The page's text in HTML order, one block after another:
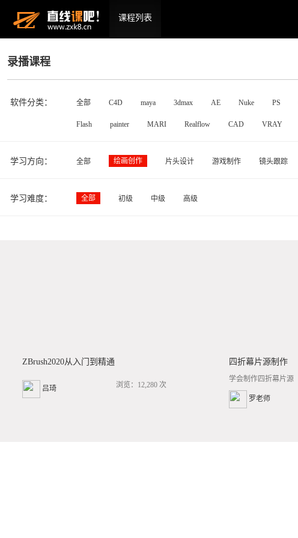
课程列表
录播课程
软件分类： 全部 C4D maya 3dmax AE Nuke PS
Flash painter MARI Realflow CAD VRAY
学习方向： 全部 绘画创作 片头设计 游戏制作 镜头跟踪
学习难度： 全部 初级 中级 高级
ZBrush2020从入门到精通
吕琦 浏览：12,280 次
四折幕片源制作
学会制作四折幕片源
罗老师